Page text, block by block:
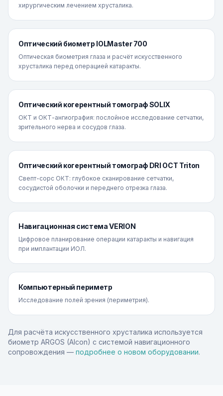
хирургическим лечением хрусталика.
Оптический биометр IOLMaster 700
Оптическая биометрия глаза и расчёт искусственного
хрусталика перед операцией катаракты.
Оптический когерентный томограф SOLIX
ОКТ и ОКТ-ангиография: послойное исследование сетчатки,
зрительного нерва и сосудов глаза.
Оптический когерентный томограф DRI OCT Triton
Свепт-сорс ОКТ: глубокое сканирование сетчатки,
сосудистой оболочки и переднего отрезка глаза.
Навигационная система VERION
Цифровое планирование операции катаракты и навигация
при имплантации ИОЛ.
Компьютерный периметр
Исследование полей зрения (периметрия).
Для расчёта искусственного хрусталика используется
биометр ARGOS (Alcon) с системой навигационного
сопровождения — подробнее о новом оборудовании.